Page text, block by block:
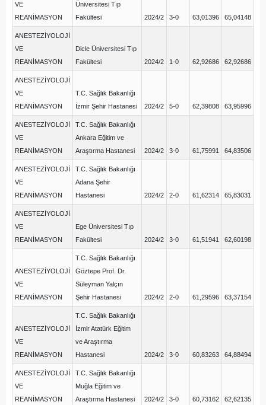
VE
REANİMASYON
Üniversitesi Tıp
Fakültesi
2024/2 3-0 63,01396 65,04148
ANESTEZİYOLOJİ
VE
REANİMASYON
Dicle Üniversitesi Tıp
Fakültesi
2024/2 1-0 62,92686 62,92686
ANESTEZİYOLOJİ
VE
REANİMASYON
T.C. Sağlık Bakanlığı
İzmir Şehir Hastanesi
2024/2 5-0 62,39808 63,95996
ANESTEZİYOLOJİ
VE
REANİMASYON
T.C. Sağlık Bakanlığı
Ankara Eğitim ve
Araştırma Hastanesi
2024/2 3-0 61,75991 64,83506
ANESTEZİYOLOJİ
VE
REANİMASYON
T.C. Sağlık Bakanlığı
Adana Şehir
Hastanesi
2024/2 2-0 61,62314 65,83031
ANESTEZİYOLOJİ
VE
REANİMASYON
Ege Üniversitesi Tıp
Fakültesi
2024/2 3-0 61,51941 62,60198
ANESTEZİYOLOJİ
VE
REANİMASYON
T.C. Sağlık Bakanlığı
Göztepe Prof. Dr.
Süleyman Yalçın
Şehir Hastanesi
2024/2 2-0 61,29596 63,37154
ANESTEZİYOLOJİ
VE
REANİMASYON
T.C. Sağlık Bakanlığı
İzmir Atatürk Eğitim
ve Araştırma
Hastanesi
2024/2 3-0 60,83263 64,88494
ANESTEZİYOLOJİ
VE
REANİMASYON
T.C. Sağlık Bakanlığı
Muğla Eğitim ve
Araştırma Hastanesi
2024/2 3-0 60,73162 62,62135